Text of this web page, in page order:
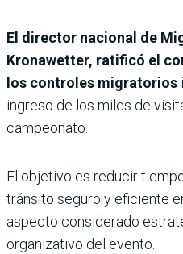
El director nacional de
Kronawetter, ratificó el
los controles migratorios
ingreso de los miles de
campeonato.
El objetivo es reducir
tránsito seguro y eficiente
aspecto considerado
organizativo del evento.